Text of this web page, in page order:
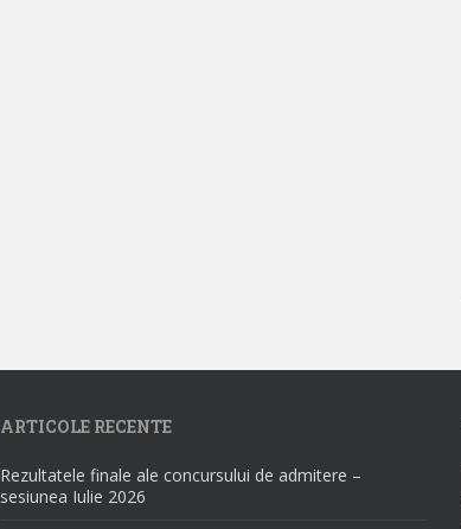
ARTICOLE RECENTE
Rezultatele finale ale concursului de admitere –
sesiunea Iulie 2026